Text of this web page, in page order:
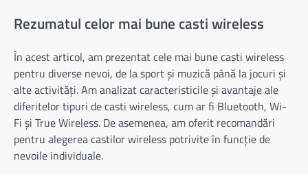
Rezumatul celor mai bune casti wireless
În acest articol, am prezentat cele mai bune casti wireless
pentru diverse nevoi, de la sport și muzică până la jocuri și
alte activități. Am analizat caracteristicile și avantaje ale
diferitelor tipuri de casti wireless, cum ar fi Bluetooth, Wi-
Fi și True Wireless. De asemenea, am oferit recomandări
pentru alegerea castilor wireless potrivite în funcție de
nevoile individuale.